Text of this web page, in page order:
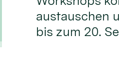
austauschen
bis zum 20.